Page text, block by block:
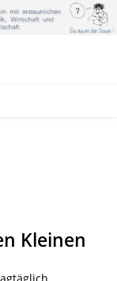
Kleinen